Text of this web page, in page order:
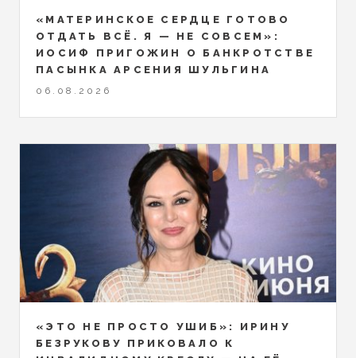
«МАТЕРИНСКОЕ СЕРДЦЕ ГОТОВО
ОТДАТЬ ВСЁ. Я — НЕ СОВСЕМ»:
ИОСИФ ПРИГОЖИН О БАНКРОТСТВЕ
ПАСЫНКА АРСЕНИЯ ШУЛЬГИНА
06.08.2026
«ЭТО НЕ ПРОСТО УШИБ»: ИРИНУ
БЕЗРУКОВУ ПРИКОВАЛО К